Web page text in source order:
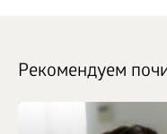
Рекомендуем